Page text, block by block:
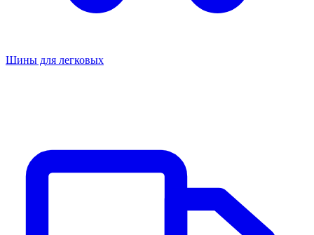
Шины для легковых